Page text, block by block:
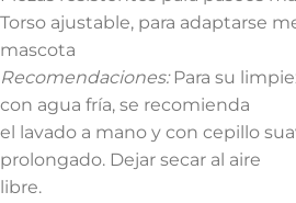
Torso ajustable, para adaptarse
mascota
Recomendaciones:Para su
con agua fría, se recomienda
el lavado a mano y con cepillo
prolongado. Dejar secar al aire
libre.